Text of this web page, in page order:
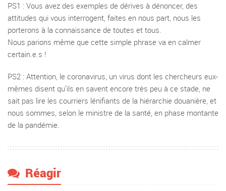
PS1 : Vous avez des exemples de dérives à dénoncer, des
attitudes qui vous interrogent, faites en nous part, nous les
porterons à la connaissance de toutes et tous.
Nous parions même que cette simple phrase va en calmer
certain.e.s !
PS2 : Attention, le coronavirus, un virus dont les chercheurs eux-
mêmes disent qu’ils en savent encore très peu à ce stade, ne
sait pas lire les courriers lénifiants de la hiérarchie douanière, et
nous sommes, selon le ministre de la santé, en phase montante
de la pandémie.
Réagir